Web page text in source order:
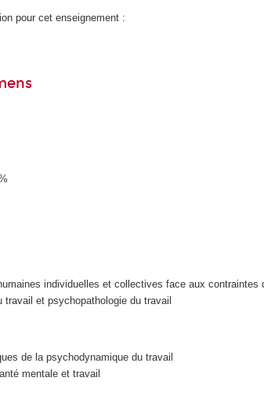
pour cet enseignement :
individuelles et collectives face aux contraintes
travail et psychopathologie du travail
de la psychodynamique du travail
mentale et travail